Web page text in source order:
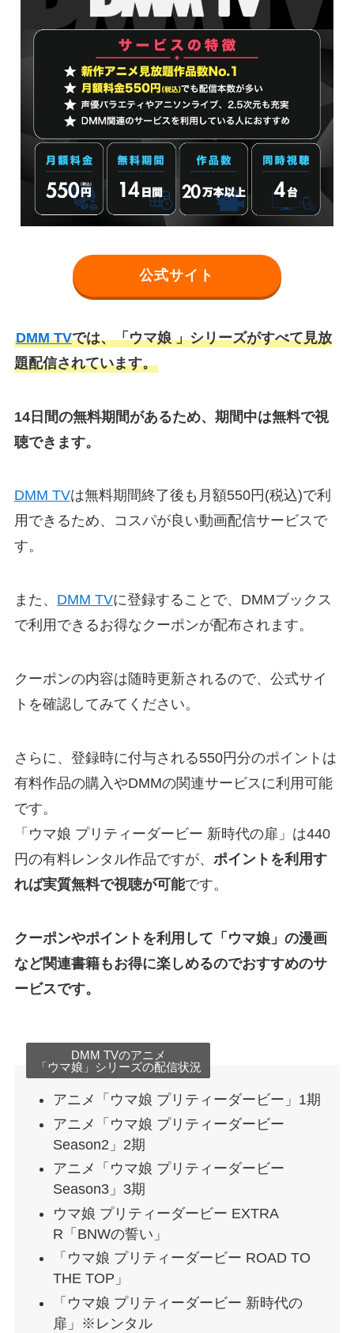
公式サイト
DMM TVでは、「ウマ娘 」シリーズがすべて見放
題配信されています。
14日間の無料期間があるため、期間中は無料で視
聴できます。
DMM TVは無料期間終了後も月額550円(税込)で利
用できるため、コスパが良い動画配信サービスで
す。
また、 DMM TVに登録することで、DMMブックス
で利用できるお得なクーポンが配布されます。
クーポンの内容は随時更新されるので、公式サイ
トを確認してみてください。
さらに、登録時に付与される550円分のポイントは
有料作品の購入やDMMの関連サービスに利用可能
です。
「ウマ娘 プリティーダービー 新時代の扉」は440
円の有料レンタル作品ですが、 ポイントを利用す
れば実質無料で視聴が可能です。
クーポンやポイントを利用して「ウマ娘」の漫画
など関連書籍もお得に楽しめるのでおすすめのサ
ービスです。
DMM TVのアニメ
「ウマ娘」シリーズの配信状況
アニメ「ウマ娘 プリティーダービー」1期
アニメ「ウマ娘 プリティーダービー
Season2」2期
アニメ「ウマ娘 プリティーダービー
Season3」3期
ウマ娘 プリティーダービー EXTRA
R「BNWの誓い」
「ウマ娘 プリティーダービー ROAD TO
THE TOP」
「ウマ娘 プリティーダービー 新時代の
扉」※レンタル